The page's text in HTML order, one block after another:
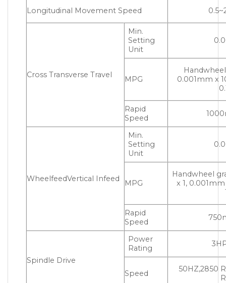
Longitudinal Movement Speed
Cross Transverse Travel
Min.
Setting
Unit
MPG
0.001mm x
Rapid
Speed
WheelfeedVertical Infeed
Min.
Setting
Unit
MPG
Handwheel
x 1,
Rapid
Speed
Spindle Drive
Power
Rating
Speed
50HZ,2850